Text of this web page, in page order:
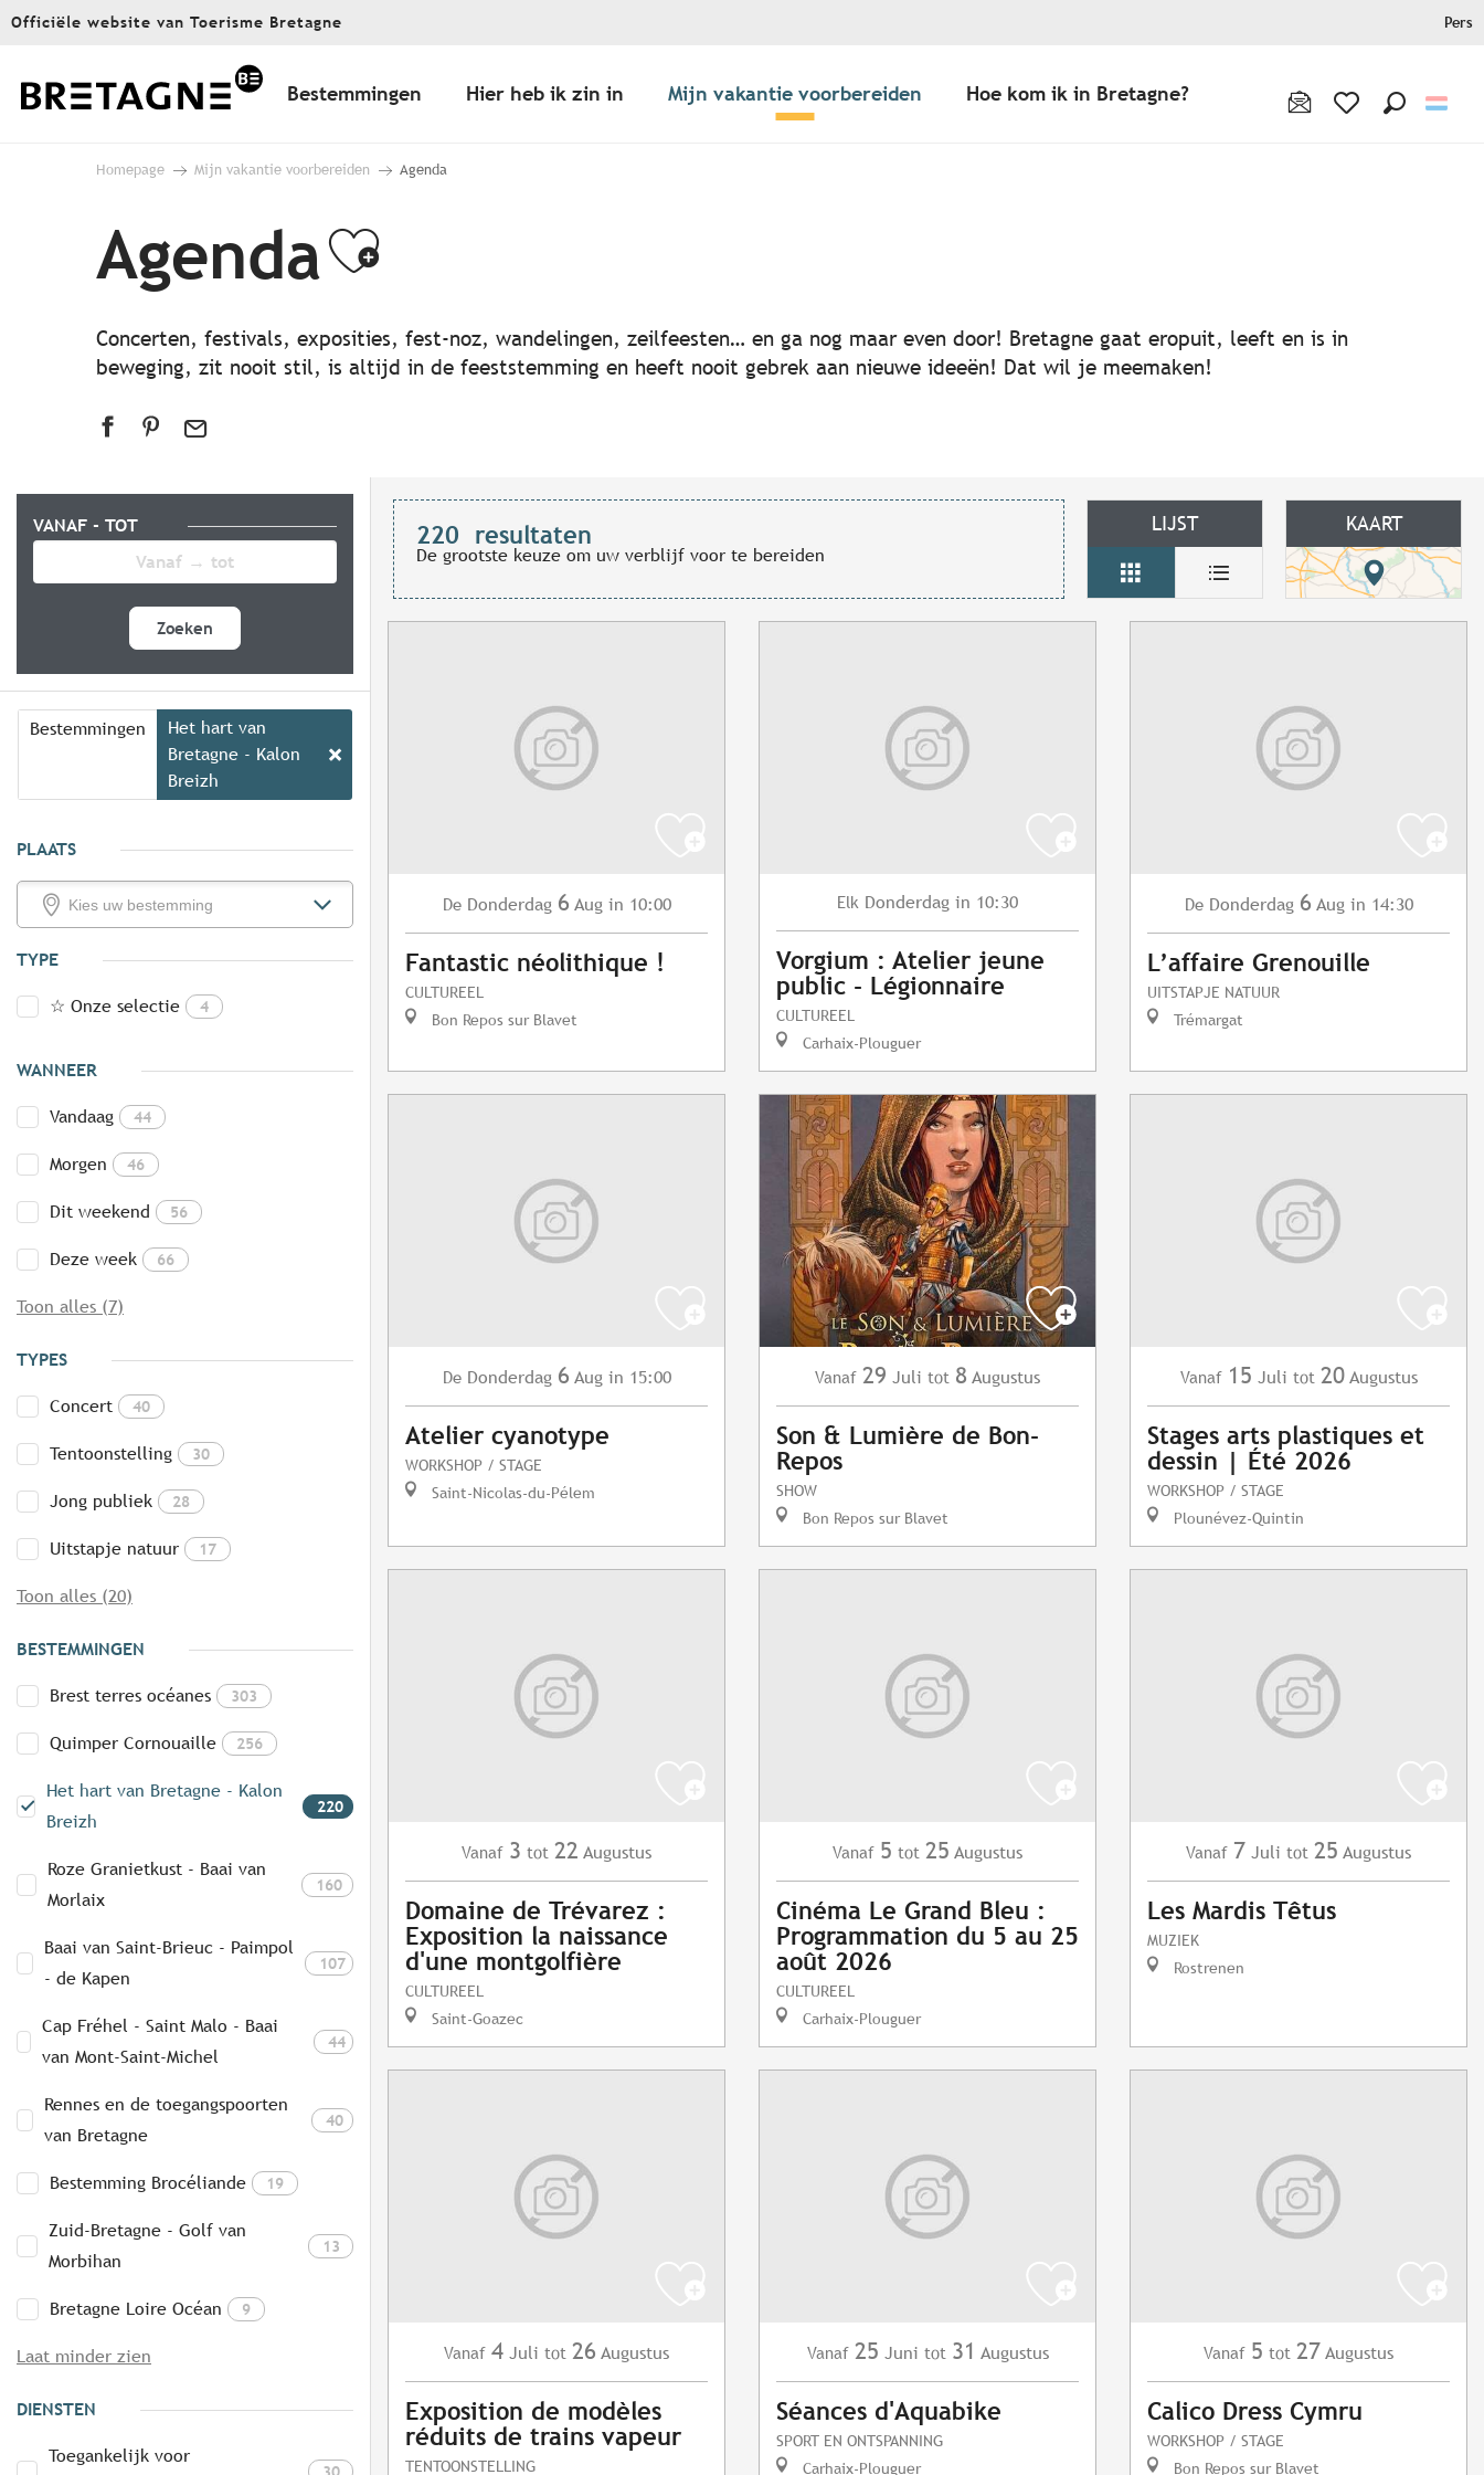
Aller
principal
Officiële website van Toerisme Bretagne Pers
Bestemmingen Hier heb ik zin in Mijn vakantie voorbereiden Hoe kom ik in Bretagne?
Homepage Mijn vakantie voorbereiden Agenda
AgendaAjouter aux favoris
Concerten, festivals, exposities, fest-noz, wandelingen, zeilfeesten… en ga nog maar even door! Bretagne gaat eropuit, leeft en is in
beweging, zit nooit stil, is altijd in de feeststemming en heeft nooit gebrek aan nieuwe ideeën! Dat wil je meemaken!
VANAF - TOT
Zoeken
Bestemmingen
Het hart van
Bretagne - Kalon
Breizh
PLAATS
TYPE
☆ Onze selectie 4
WANNEER
Vandaag 44
Morgen 46
Dit weekend 56
Deze week 66
Toon alles (7)
TYPES
Concert 40
Tentoonstelling 30
Jong publiek 28
Uitstapje natuur 17
Toon alles (20)
BESTEMMINGEN
Brest terres océanes 303
Quimper Cornouaille 256
Het hart van Bretagne - Kalon
Breizh
220
Roze Granietkust - Baai van
Morlaix
160
Baai van Saint-Brieuc - Paimpol
- de Kapen
107
Cap Fréhel - Saint Malo - Baai
van Mont-Saint-Michel
44
Rennes en de toegangspoorten
van Bretagne
40
Bestemming Brocéliande 19
Zuid-Bretagne - Golf van
Morbihan
13
Bretagne Loire Océan 9
Laat minder zien
DIENSTEN
Toegankelijk voor
220 resultaten
De grootste keuze om uw verblijf voor te bereiden
LIJST KAART
De Donderdag 6 Aug in 10:00
Fantastic néolithique !
CULTUREEL
Bon Repos sur Blavet
Elk Donderdag in 10:30
Vorgium : Atelier jeune
public - Légionnaire
CULTUREEL
Carhaix-Plouguer
De Donderdag 6 Aug in 14:30
L’affaire Grenouille
UITSTAPJE NATUUR
Trémargat
De Donderdag 6 Aug in 15:00
Atelier cyanotype
WORKSHOP / STAGE
Saint-Nicolas-du-Pélem
Vanaf 29 Juli tot 8 Augustus
Son & Lumière de Bon-
Repos
SHOW
Bon Repos sur Blavet
Vanaf 15 Juli tot 20 Augustus
Stages arts plastiques et
dessin | Été 2026
WORKSHOP / STAGE
Plounévez-Quintin
Vanaf 3 tot 22 Augustus
Domaine de Trévarez :
Exposition la naissance
d'une montgolfière
CULTUREEL
Saint-Goazec
Vanaf 5 tot 25 Augustus
Cinéma Le Grand Bleu :
Programmation du 5 au 25
août 2026
CULTUREEL
Carhaix-Plouguer
Vanaf 7 Juli tot 25 Augustus
Les Mardis Têtus
MUZIEK
Rostrenen
Vanaf 4 Juli tot 26 Augustus
Exposition de modèles
réduits de trains vapeur
TENTOONSTELLING
Vanaf 25 Juni tot 31 Augustus
Séances d'Aquabike
SPORT EN ONTSPANNING
Carhaix-Plouguer
Vanaf 5 tot 27 Augustus
Calico Dress Cymru
WORKSHOP / STAGE
Bon Repos sur Blavet